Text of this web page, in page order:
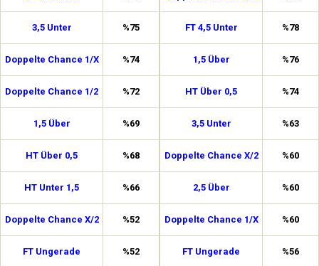
3,5 Unter %75
Doppelte Chance 1/X %74
Doppelte Chance 1/2 %72
1,5 Über %69
HT Über 0,5 %68
HT Unter 1,5 %66
Doppelte Chance X/2 %52
FT Ungerade %52
FT 4,5 Unter %78
1,5 Über %76
HT Über 0,5 %74
3,5 Unter %63
Doppelte Chance X/2 %60
2,5 Über %60
Doppelte Chance 1/X %60
FT Ungerade %56